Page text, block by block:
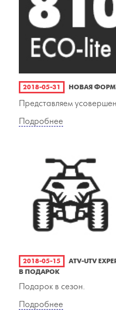
2018-05-31 НОВАЯ
Представляем
Подробнее
2018-05-15
ATV-UTV
В ПОДАРОК
Подарок в сезон.
Подробнее